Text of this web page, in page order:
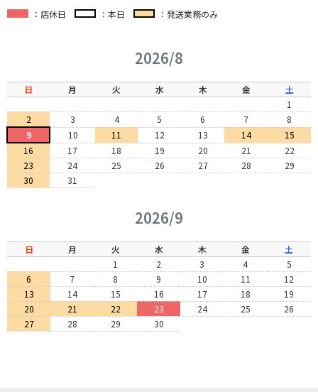
：店休日 ：本日 ：発送業務のみ
2026/8
日 月 火 水 木 金
土
1
2
3 4 5 6 7
8
9
10 11 12 13 14
15
16
17 18 19 20 21
22
23
24 25 26 27 28
29
30
31
2026/9
日 月 火 水 木 金
土
1
2 3 4
5
6
7 8 9 10 11
12
13
14 15 16 17 18
19
20
21 22 23 24 25
26
27
28 29 30